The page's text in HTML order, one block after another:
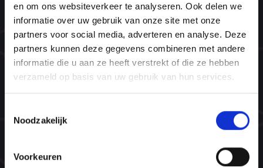
en om ons websiteverkeer te analyseren. Ook delen we
informatie over uw gebruik van onze site met onze
partners voor social media, adverteren en analyse. Deze
partners kunnen deze gegevens combineren met andere
informatie die u aan ze heeft verstrekt of die ze hebben
verzameld op basis van uw gebruik van hun services.
Noodzakelijk
Voorkeuren
Onze trainers
Wat zeggen onze ambassadeurs
Missie & visie
Plant bomen. Red levens.
Navigatie
Home